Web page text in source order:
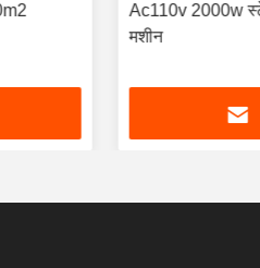
Ac110v 2000w
मशीन